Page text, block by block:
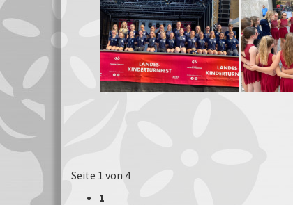
Seite 1 von 4
1